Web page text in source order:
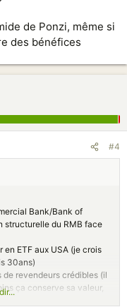
de Ponzi, même si
des bénéfices
#4
Bank/Bank of
structurelle du RMB face
ETF aux USA (je crois
30ans)
revendeurs crédibles (il
ça conserve sa valeur,
crises